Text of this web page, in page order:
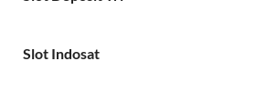
Slot Indosat